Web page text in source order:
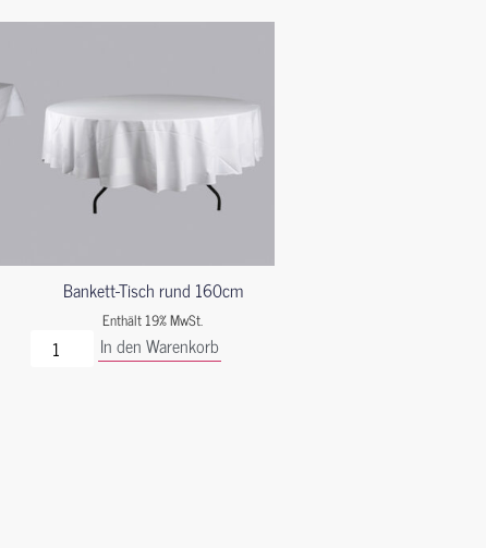
Bankett-Tisch rund 160cm
Enthält 19% MwSt.
In den Warenkorb